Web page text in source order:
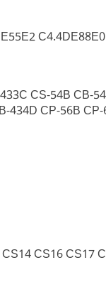
CS-54B CB-
434D CP-56B
CS16 CS17